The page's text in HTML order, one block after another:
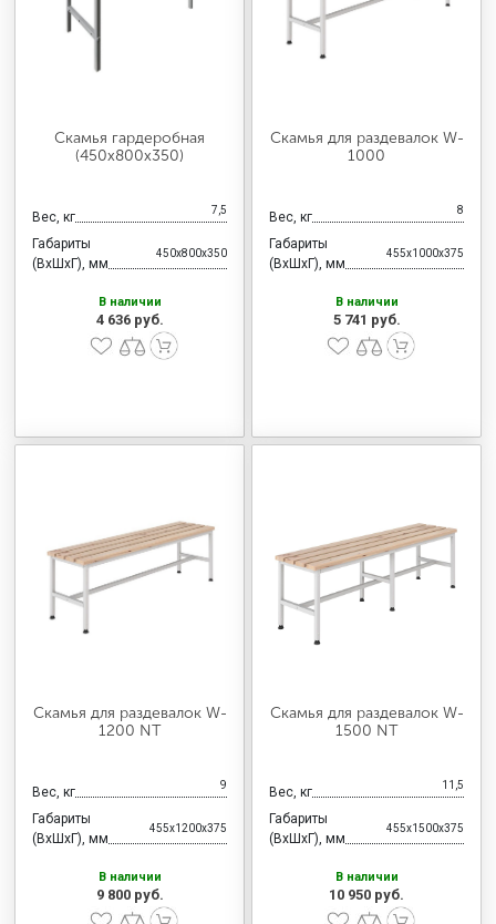
Скамья гардеробная
(450x800x350)
Вес, кг 7,5
Габариты
(ВхШхГ), мм
450x800x350
В наличии
4 636 руб.
Скамья для раздевалок W-
1000
Вес, кг 8
Габариты
(ВхШхГ), мм
455x1000x375
В наличии
5 741 руб.
Скамья для раздевалок W-
1200 NT
Вес, кг 9
Габариты
(ВхШхГ), мм
455x1200x375
В наличии
9 800 руб.
Скамья для раздевалок W-
1500 NT
Вес, кг 11,5
Габариты
(ВхШхГ), мм
455x1500x375
В наличии
10 950 руб.